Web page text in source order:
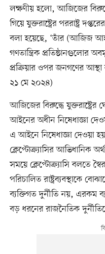
লক্ষণীয় হলো, আজিজের
গিয়ে যুক্তরাষ্ট্রের পররাষ্ট্র
বলা হয়েছে, ‘তাঁর (আজিজ
গণতান্ত্রিক প্রতিষ্ঠানগুলোর
প্রক্রিয়ার ওপর জনগণের
২১ মে ২০২৪)
আজিজের বিরুদ্ধে
আইনের অধীন নিষেধাজ্ঞা
এ আইনে নিষেধাজ্ঞা দেওয়া হয়,
ক্লেপ্টোক্র্যাসির আভিধানিক
সময়ে ক্লেপ্টোক্র্যাসি বলতে
পরিচালিত রাষ্ট্রব্যবস্থাকে
ব্যক্তিগত দুর্নীতি নয়, এরকম
বড় ধরনের রাজনৈতিক